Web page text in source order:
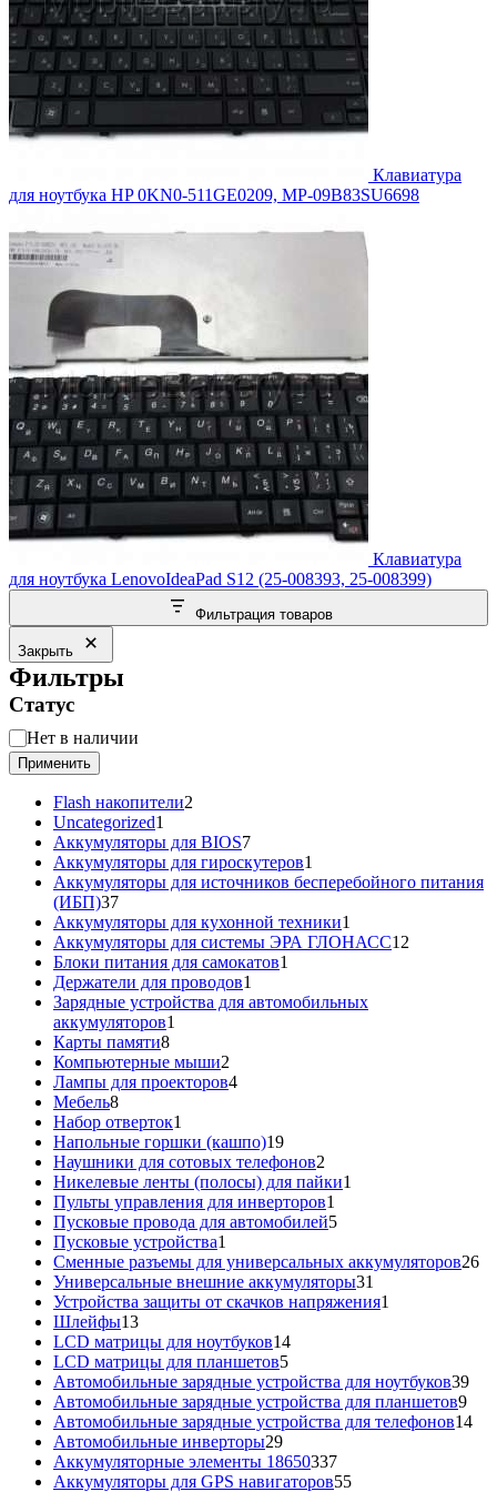
Клавиатура
для ноутбука HP 0KN0-511GE0209, MP-09B83SU6698
Клавиатура
для ноутбука LenovoIdeaPad S12 (25-008393, 25-008399)
Фильтрация товаров
Закрыть
Фильтры
Статус
Статус
Нет в наличии
Применить
Flash накопители2
Uncategorized1
товар
Аккумуляторы для BIOS77
товаров
Аккумуляторы для гироскутеров1
товар
Аккумуляторы для источников бесперебойного питания
(ИБП)3737
товаров
Аккумуляторы для кухонной техники1
товар
Аккумуляторы для системы ЭРА ГЛОНАСС12
Блоки питания для самокатов1
Держатели для проводов1
товар
Зарядные устройства для автомобильных
аккумуляторов1
Карты памяти88
товаров
Компьютерные мыши2
товара
Лампы для проекторов44
Мебель88
товаров
Набор отверток1
товар
Напольные горшки (кашпо)1919
товаров
Наушники для сотовых телефонов2
товара
Никелевые ленты (полосы) для пайки1
Пульты управления для инверторов1
товар
Пусковые провода для автомобилей55
Пусковые устройства1
товар
Сменные разъемы для универсальных аккумуляторов2626
Универсальные внешние аккумуляторы31
товар
Устройства защиты от скачков напряжения1
Шлейфы1313
товаров
LCD матрицы для ноутбуков1414
LCD матрицы для планшетов55
товаров
Автомобильные зарядные устройства для ноутбуков3939
Автомобильные зарядные устройства для планшетов99
Автомобильные зарядные устройства для телефонов1414
Автомобильные инверторы2929
товаров
Аккумуляторные элементы 18650337337
товаров
Аккумуляторы для GPS навигаторов5555